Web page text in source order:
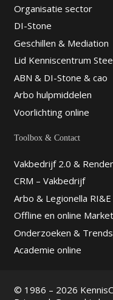
Organisatie sector
DI-Stone
Geschillen & Mediation
Lid Kenniscentrum
ABN & DI-Stone & cao
Arbo hulpmiddelen
Voorlichting online
Toolbox & Contact
Vakbedrijf 2.0 &
CRM – Vakbedrijf
Arbo & Legionella RI&E
Offline en online
Onderzoeken & Trends
Academie online
© 1986 – 2026